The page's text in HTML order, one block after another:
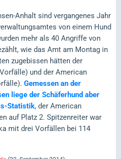
Anhalt sind vergangenes Jahr
von einem Hund
mehr als 40 Angriffe von
wie das Amt am Montag in
zugebissen hätten der
und der American
Gemessen an der
liege der Schäferhund aber
Statistik, der American
auf Platz 2. Spitzenreiter war
mit drei Vorfällen bei 114